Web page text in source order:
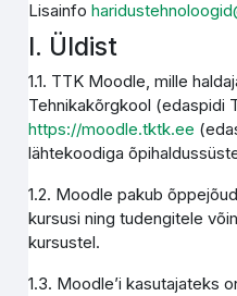
Lisainfo
I. Üldist
1.1. TTK Moodle, mille
Tehnikakõrgkool (edaspidi
https://moodle.tktk.ee
lähtekoodiga
1.2. Moodle pakub
kursusi ning tudengitele
kursustel.
1.3. Moodle’i kasutajateks